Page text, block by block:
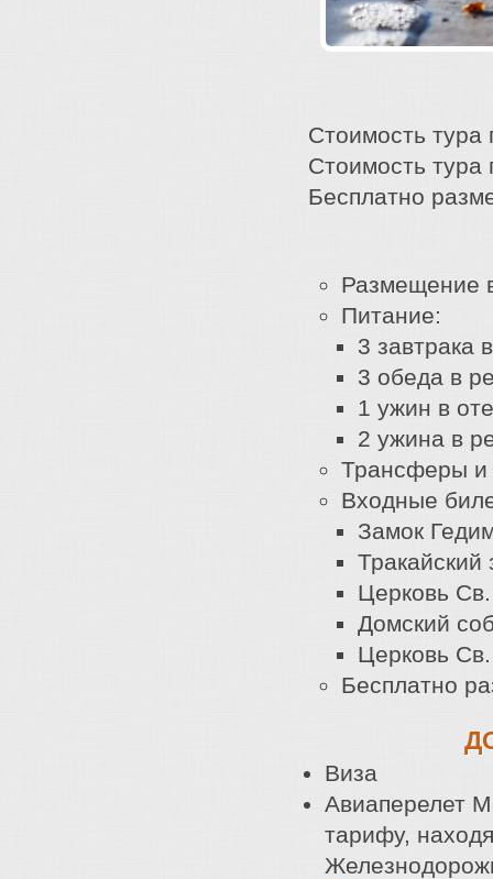
Стоимость тура
Стоимость тура
Бесплатно
Размещение
Питание:
3 завтрака
3 обеда в
1 ужин в
2 ужина в
Трансферы и
Входные
Замок
Тракайский
Церковь
Домский
Церковь
Бесплатно
Виза
Авиаперелет
тарифу,